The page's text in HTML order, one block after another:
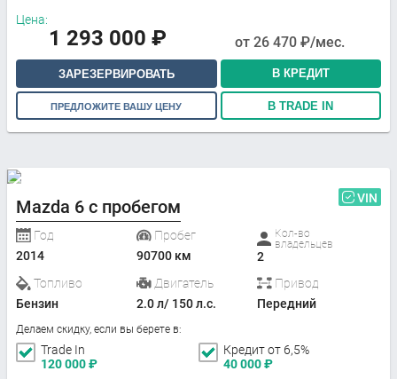
Цена:
1 293 000 ₽ от 26 470 ₽/мес.
ЗАРЕЗЕРВИРОВАТЬ В КРЕДИТ
ПРЕДЛОЖИТЕ ВАШУ ЦЕНУ В TRADE IN
Mazda 6 с пробегом VIN
Год
2014
Пробег
90700 км
Кол-во
владельцев
2
Топливо
Бензин
Двигатель
2.0 л/ 150 л.с.
Привод
Передний
Делаем скидку, если вы берете в:
Trade In
120 000₽
Кредит от 6,5%
40 000₽